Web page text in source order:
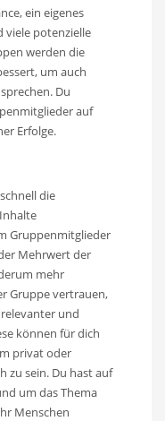
ein eigenes
viele potenzielle
werden die
um auch
Du
auf
Erfolge.
die
Gruppenmitglieder
Mehrwert der
mehr
Gruppe vertrauen,
und
können für dich
privat oder
zu sein. Du hast auf
um das Thema
Menschen